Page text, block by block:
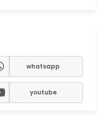
whatsapp
youtube